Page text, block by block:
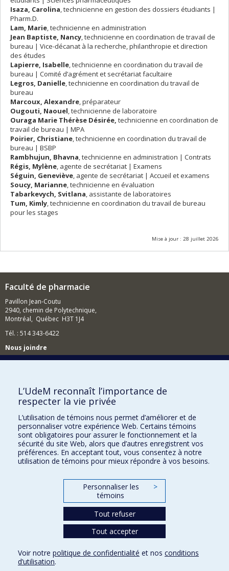
Isaza, Carolina, technicienne en gestion des dossiers étudiants |
Pharm.D.
Lam, Marie, technicienne en administration
Jean Baptiste, Nancy, technicienne en coordination de travail de
bureau | Vice-décanat à la recherche, philanthropie et direction
des études
Lapierre, Isabelle, technicienne en coordination du travail de
bureau | Comité d’agrément et secrétariat facultaire
Legros, Danielle, technicienne en coordination du travail de
bureau
Marcoux, Alexandre, préparateur
Ougouti, Naouel, technicienne de laboratoire
Ouraga Marie Thérèse Désirée, technicienne en coordination de
travail de bureau | MPA
Poirier, Christiane, technicienne en coordination du travail de
bureau | BSBP
Rambhujun, Bhavna, technicienne en administration | Contrats
Régis, Mylène, agente de secrétariat | Examens
Séguin, Geneviève, agente de secrétariat | Accueil et examens
Soucy, Marianne, technicienne en évaluation
Tabarkevych, Svitlana, assistante de laboratoires
Tum, Kimly, technicienne en coordination du travail de bureau
pour les stages
Mise à jour : 28 juillet 2026
Faculté de pharmacie
Pavillon Jean-Coutu
2940, chemin de Polytechnique,
Montréal, Québec H3T 1J4
Tél. : 514 343-6422
Nous joindre
Nous trouver
Plan du site
Accessibilité
Conditions d’utilisation
L’UdeM reconnaît l’importance de
respecter la vie privée
L’utilisation de témoins nous permet d’améliorer et de
personnaliser votre expérience Web. Certains témoins
sont obligatoires pour assurer le fonctionnement et la
sécurité du site Web, alors que d’autres enregistrent vos
préférences. En acceptant tout, vous consentez à notre
utilisation de témoins pour mieux répondre à vos besoins.
Personnaliser les
témoins
>
Tout refuser
Tout accepter
Voir notre politique de confidentialité et nos conditions
d’utilisation.